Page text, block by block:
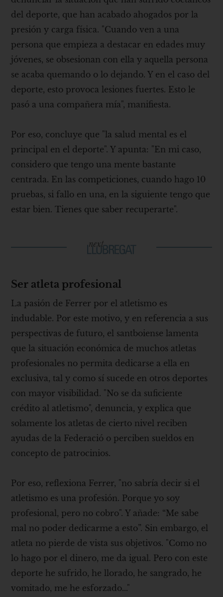
del deporte, que han acabado ahogados por la
presión y carga física. "Cuando ven a una
persona que empieza a destacar en edades muy
jóvenes, se obsesionan con ella y aquella persona
se acaba quemando o lo dejando. Y en el caso del
deporte, esto provoca lesiones fuertes. Esto le
pasó a una compañera mía", manifiesta.
Por eso, concluye que "la salud mental es el
principal en el deporte". Y apunta: "En mi caso,
considero que tengo una mente bastante
centrada. En las competiciones, cuando hago 10
pruebas, si fallo en una, en la siguiente tengo que
estar bien. Tienes que saber recuperarte".
Ser atleta profesional
La pasión de Ferrer por el atletismo es
indudable. Por este motivo, y en referencia a sus
perspectivas de futuro, el santboiense lamenta
que la situación económica de muchos atletas
profesionales no permita dedicarse a ella en
exclusiva, tal y como sí sucede en otros deportes
con mayor visibilidad. "No se da suficiente
crédito al atletismo", denuncia, y explica que
solamente los atletas de cierto nivel reciben
ayudas de la Federació o perciben sueldos en
concepto de patrocinios.
Por eso, reflexiona Ferrer, "no sabría decir si el
atletismo es una profesión. Porque yo soy
profesional, pero no cobro". Y añade: “Me sabe
mal no poder dedicarme a esto”. Sin embargo, el
atleta no pierde de vista sus objetivos. "Como no
lo hago por el dinero, me da igual. Pero con este
deporte he sufrido, he llorado, he sangrado, he
vomitado, me he esforzado..."